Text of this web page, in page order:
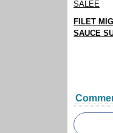
FILET
SAUCE